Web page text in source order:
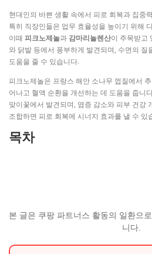
현대인의 바쁜 생활 속에서 피로 회복과 집중
특히 직장인들은 업무 효율성을 높이기 위해
이때 피크노제놀과 감마리놀렌산이 주목받고
와 닭발 등에서 풍부하게 발견되며, 수면의 질
도움을 줄 수 있습니다.
피크노제놀은 프랑스 해안 소나무 껍질에서
어나고 혈액 순환을 개선하는 데 도움을 줍니
맞이꽃에서 발견되며, 염증 감소와 피부 건강
조합하면 피로 회복에 시너지 효과를 낼 수 있
목차
본 글은 쿠팡 파트너스 활동의 일환으
니다.